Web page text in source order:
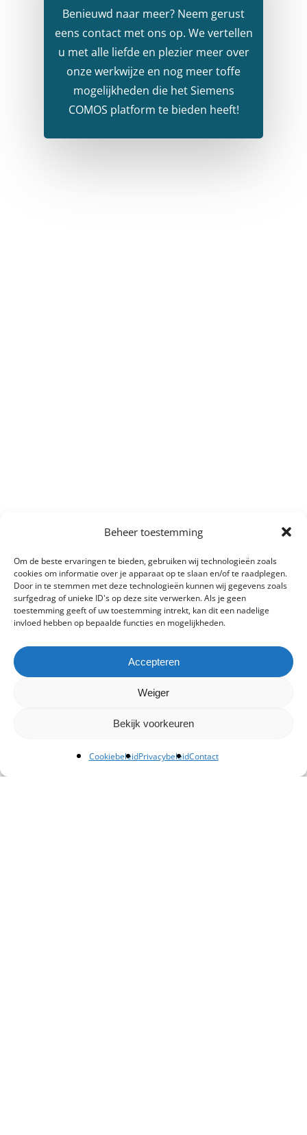
Beheer toestemming
Om de beste ervaringen te bieden, gebruiken wij technologieën zoals
cookies om informatie over je apparaat op te slaan en/of te raadplegen.
Door in te stemmen met deze technologieën kunnen wij gegevens zoals
surfgedrag of unieke ID's op deze site verwerken. Als je geen
toestemming geeft of uw toestemming intrekt, kan dit een nadelige
invloed hebben op bepaalde functies en mogelijkheden.
Accepteren
Weiger
Bekijk voorkeuren
CookiebeleidPrivacybeleidContact
Benieuwd naar meer? Neem gerust
eens contact met ons op. We vertellen
u met alle liefde en plezier meer over
onze werkwijze en nog meer toffe
mogelijkheden die het Siemens
COMOS platform te bieden heeft!